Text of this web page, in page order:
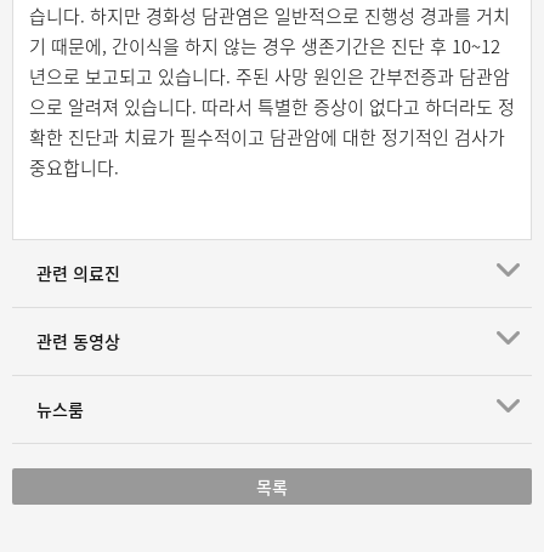
습니다. 하지만 경화성 담관염은 일반적으로 진행성 경과를 거치
기 때문에, 간이식을 하지 않는 경우 생존기간은 진단 후 10~12
년으로 보고되고 있습니다. 주된 사망 원인은 간부전증과 담관암
으로 알려져 있습니다. 따라서 특별한 증상이 없다고 하더라도 정
확한 진단과 치료가 필수적이고 담관암에 대한 정기적인 검사가
중요합니다.
관련 의료진
관련 동영상
뉴스룸
목록